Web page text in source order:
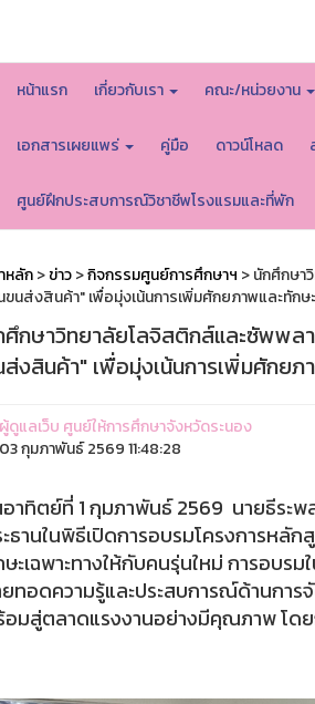
หน้าแรก เกี่ยวกับเรา คณะ/หน่วยงาน
เอกสารเผยแพร่ คู่มือ ดาวน์โหลด
ศูนย์ฝึกประสบการณ์วิชาชีพโรงแรมและที่พัก
หลัก>ข่าว>กิจกรรมศูนย์การศึกษาฯ > นักศึกษา
ขนส่งสินค้า" เพื่อมุ่งเน้นการเพิ่มศักยภาพและทักษ
กษาวิทยาลัยโลจิสติกส์และซัพพลา
งสินค้า" เพื่อมุ่งเน้นการเพิ่มศักยภ
แลเว็บ ศูนย์ให้การศึกษาจังหวัดระนอง
กุมภาพันธ์ 2569 11:48:28
าทิตย์ที่ 1 กุมภาพันธ์ 2569 นายธีระ
ธานในพิธีเปิดการอบรมโครงการหลั
ะเฉพาะทางให้กับคนรุ่นใหม่ การอบร
ทอดความรู้และประสบการณ์ด้านการ
อมสู่ตลาดแรงงานอย่างมีคุณภาพ โด